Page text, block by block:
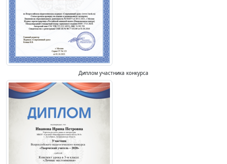
Диплом участника конкурса